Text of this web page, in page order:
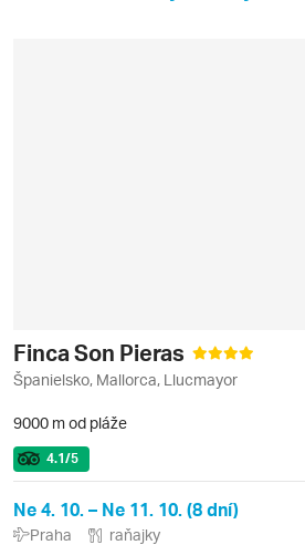
Finca Son Pieras
Španielsko, Mallorca, Llucmayor
9000 m od pláže
4.1/5
Ne 4. 10. – Ne 11. 10. (8 dní)
Praha raňajky